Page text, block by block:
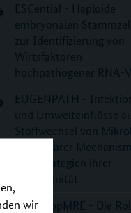
wir
ESCential - Haploide
embryonalen
zur Identifizierung von
Wirtsfaktoren
hochpathogener RNA-
EUGENPATH -
und Umwelteinflüsse
Stoffwechsel von
molekularer
und Strategien ihrer
Pathogenität
FloraStopMRE - Die